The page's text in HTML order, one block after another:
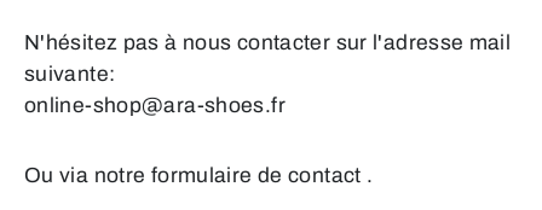
N'hésitez pas à nous contacter sur l'adresse mail
suivante:
online-shop@ara-shoes.fr
Ou via notre formulaire de contact .